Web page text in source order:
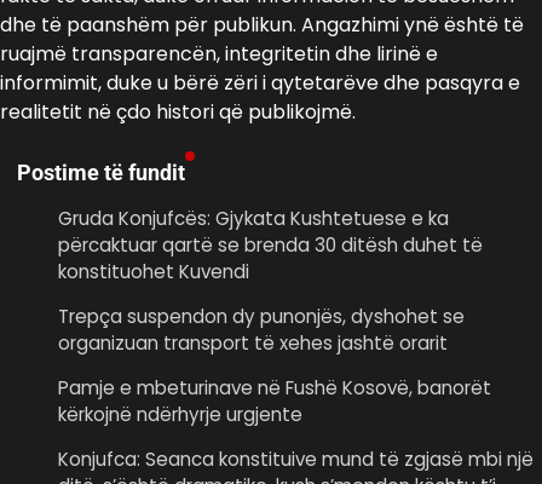
dhe të paanshëm për publikun. Angazhimi ynë është të
ruajmë transparencën, integritetin dhe lirinë e
informimit, duke u bërë zëri i qytetarëve dhe pasqyra e
realitetit në çdo histori që publikojmë.
Postime të fundit
Gruda Konjufcës: Gjykata Kushtetuese e ka
përcaktuar qartë se brenda 30 ditësh duhet të
konstituohet Kuvendi
Trepça suspendon dy punonjës, dyshohet se
organizuan transport të xehes jashtë orarit
Pamje e mbeturinave në Fushë Kosovë, banorët
kërkojnë ndërhyrje urgjente
Konjufca: Seanca konstituive mund të zgjasë mbi një